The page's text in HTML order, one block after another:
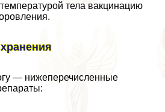
тела вакцинацию
— нижеперечисленные